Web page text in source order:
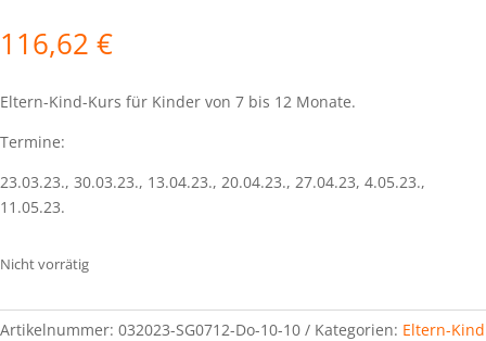
116,62 €
Eltern-Kind-Kurs für Kinder von 7 bis 12 Monate.
Termine:
23.03.23., 30.03.23., 13.04.23., 20.04.23., 27.04.23, 4.05.23.,
11.05.23.
Nicht vorrätig
Artikelnummer: 032023-SG0712-Do-10-10 Kategorien: Eltern-Kind